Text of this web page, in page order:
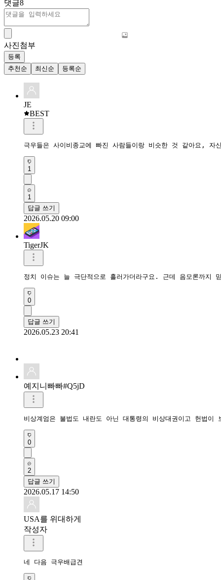
댓글8
사진첨부
등록
추천순
최신순 등록순
JE
BEST
극우들은 사이비종교에 빠진 사람들이랑 비슷한 것 같아요,
1
1
답글 쓰기
2026.05.20 09:00
TigerJK
정치 이슈는 늘 극단적으로 흘러가더라구요. 근데 음모론까지
0
답글 쓰기
2026.05.23 20:41
예지니빠빠#Q5jD
비상계엄은 불법도 내란도 아닌 대통령의 비상대권이고 헌법
0
2
답글 쓰기
2026.05.17 14:50
USA를 위대하게
작성자
네 다음 극우배급견